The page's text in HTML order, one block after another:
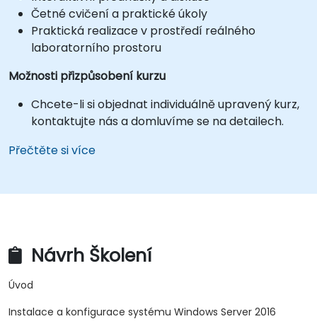
Četné cvičení a praktické úkoly
Praktická realizace v prostředí reálného
laboratorního prostoru
Možnosti přizpůsobení kurzu
Chcete-li si objednat individuálně upravený kurz,
kontaktujte nás a domluvíme se na detailech.
Přečtěte si více
Návrh Školení
Úvod
Instalace a konfigurace systému Windows Server 2016